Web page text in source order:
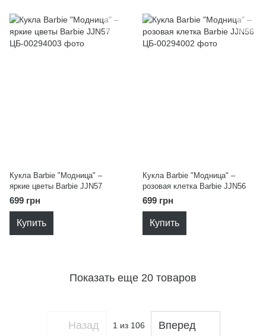
Кукла Barbie "Модница" –
яркие цветы Barbie JJN57
699 грн
Купить
Кукла Barbie "Модница" –
розовая клетка Barbie JJN56
699 грн
Купить
Показать еще 20 товаров
Назад 1 из 106 Вперед